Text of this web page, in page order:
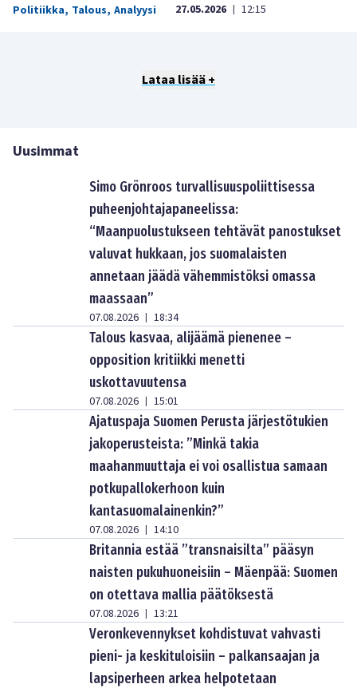
Politiikka, Talous, Analyysi 27.05.2026 | 12:15
Lataa lisää +
Uusimmat
Simo Grönroos turvallisuuspoliittisessa
puheenjohtajapaneelissa:
“Maanpuolustukseen tehtävät panostukset
valuvat hukkaan, jos suomalaisten
annetaan jäädä vähemmistöksi omassa
maassaan”
07.08.2026 | 18:34
Talous kasvaa, alijäämä pienenee –
opposition kritiikki menetti
uskottavuutensa
07.08.2026 | 15:01
Ajatuspaja Suomen Perusta järjestötukien
jakoperusteista: ”Minkä takia
maahanmuuttaja ei voi osallistua samaan
potkupallokerhoon kuin
kantasuomalainenkin?”
07.08.2026 | 14:10
Britannia estää ”transnaisilta” pääsyn
naisten pukuhuoneisiin – Mäenpää: Suomen
on otettava mallia päätöksestä
07.08.2026 | 13:21
Veronkevennykset kohdistuvat vahvasti
pieni- ja keskituloisiin – palkansaajan ja
lapsiperheen arkea helpotetaan